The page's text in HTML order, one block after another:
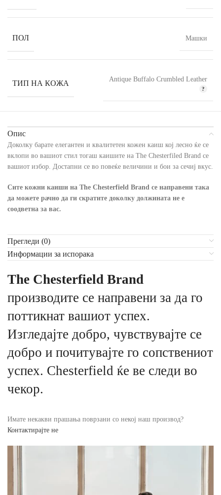
ПОЛ Машки
ТИП НА КОЖА Antique Buffalo Crumbled Leather
Опис
Доколку барате елегантен и квалитетен кожен каиш кој лесно ќе се
вклопи во вашиот стил тогаш каишите на The Chesterfiled Brand се
вашиот избор. Достапни се во повеќе величини и бои за сечиј вкус.
Сите кожни каиши на The Chesterfield Brand се направени така
да можете рачно да ги скратите доколку должината не е
соодветна за вас.
Прегледи (0)
Информации за испорака
The Chesterfield Brand
производите се направени за да го
поттикнат вашиот успех.
Изгледајте добро, чувствувајте се
добро и почитувајте го сопствениот
успех. Chesterfield ќе ве следи во
чекор.
Имате некакви прашања поврзани со некој наш производ?
Контактирајте не